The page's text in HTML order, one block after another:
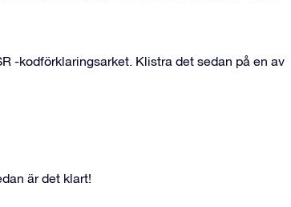
-kodförklaringsarket. Klistra det sedan på en av
är det klart!